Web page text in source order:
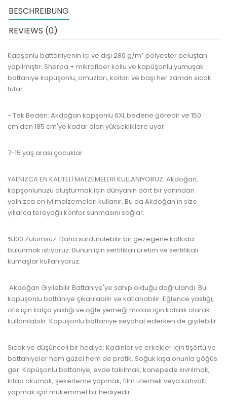
BESCHREIBUNG
REVIEWS (0)
Kapşonlu battaniyenin içi ve dışı 280 g/m² polyester peluştan
yapılmıştır. Sherpa + mikrofiber kollu ve kapüşonlu yumuşak
battaniye kapüşonlu, omuzları, kolları ve başı her zaman sıcak
tutar.
- Tek Beden: Akdoğan kapşonlu 6XL bedene göredir ve 150
cm'den 185 cm'ye kadar olan yüksekliklere uyar
7-15 yaş arası çocuklar
YALNIZCA EN KALİTELİ MALZEMELERİ KULLANIYORUZ: Akdoğan,
kapşonlunuzu oluşturmak için dünyanın dört bir yanından
yalnızca en iyi malzemeleri kullanır. Bu da Akdoğan'ın size
yıllarca tereyağlı konfor sunmasını sağlar.
%100 Zulümsüz: Daha sürdürülebilir bir gezegene katkıda
bulunmak istiyoruz. Bunun için sertifikalı üretim ve sertifikalı
kumaşlar kullanıyoruz.
Akdoğan Giyilebilir Battaniye'ye sahip olduğu doğrulandı. Bu
kapüşonlu battaniye çıkarılabilir ve katlanabilir. Eğlence yastığı,
ofis için kalça yastığı ve öğle yemeği molası için kafalık olarak
kullanılabilir. Kapüşonlu battaniye seyahat ederken de giyilebilir.
Sıcak ve düşünceli bir hediye: Kadınlar ve erkekler için tişörtü ve
battaniyeler hem güzel hem de pratik. Soğuk kışa onunla göğüs
ger. Kapüşonlu battaniye, evde takılmak, kanepede kıvrılmak,
kitap okumak, şekerleme yapmak, film izlemek veya kahvaltı
yapmak için mükemmel bir hediyedir.